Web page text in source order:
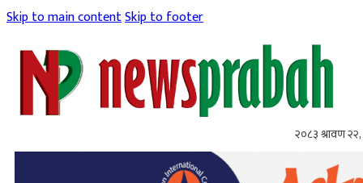
Skip to main contentSkip to footer
२०८३ श्रावण २२,